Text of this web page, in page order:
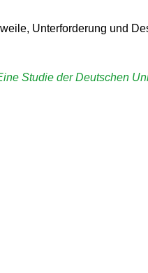
Unterforderung und
Studie der Deutschen